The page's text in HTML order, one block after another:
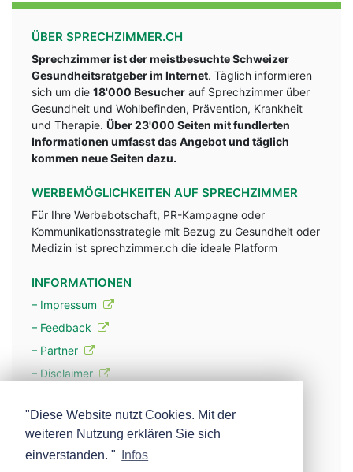
ÜBER SPRECHZIMMER.CH
Sprechzimmer ist der meistbesuchte Schweizer
Gesundheitsratgeber im Internet. Täglich informieren
sich um die 18'000 Besucher auf Sprechzimmer über
Gesundheit und Wohlbefinden, Prävention, Krankheit
und Therapie. Über 23'000 Seiten mit fundlerten
Informationen umfasst das Angebot und täglich
kommen neue Seiten dazu.
WERBEMÖGLICHKEITEN AUF SPRECHZIMMER
Für Ihre Werbebotschaft, PR-Kampagne oder
Kommunikationsstrategie mit Bezug zu Gesundheit oder
Medizin ist sprechzimmer.ch die ideale Platform
INFORMATIONEN
– Impressum
– Feedback
– Partner
– Disclaimer
– Werbung
– Mehr über unsere Experten
"Diese Website nutzt Cookies. Mit der
weiteren Nutzung erklären Sie sich
einverstanden. "
Infos